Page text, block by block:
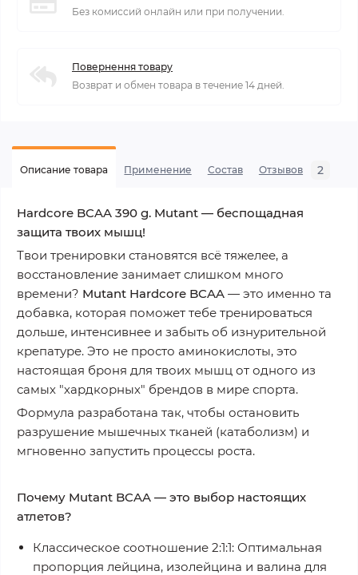
Без комиссий онлайн или при получении.
Повернення товару
Возврат и обмен товара в течение 14 дней.
Описание товара Применение Состав Отзывов 2
Hardcore BCAA 390 g. Mutant — беспощадная
защита твоих мышц!
Твои тренировки становятся всё тяжелее, а
восстановление занимает слишком много
времени? Mutant Hardcore BCAA — это именно та
добавка, которая поможет тебе тренироваться
дольше, интенсивнее и забыть об изнурительной
крепатуре. Это не просто аминокислоты, это
настоящая броня для твоих мышц от одного из
самых "хардкорных" брендов в мире спорта.
Формула разработана так, чтобы остановить
разрушение мышечных тканей (катаболизм) и
мгновенно запустить процессы роста.
Почему Mutant BCAA — это выбор настоящих
атлетов?
Классическое соотношение 2:1:1: Оптимальная
пропорция лейцина, изолейцина и валина для